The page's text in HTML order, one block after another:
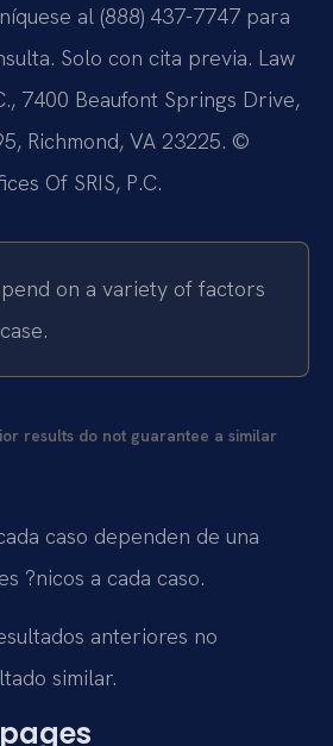
al (888) 437-7747 para
Solo con cita previa. Law
, 7400 Beaufont Springs Drive,
Richmond, VA 23225. ©
Of SRIS, P.C.
on a variety of factors
results do not guarantee a similar
caso dependen de una
?nicos a cada caso.
anteriores no
similar.